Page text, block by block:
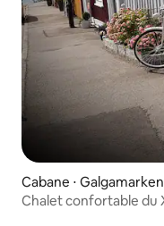
Cabane ⋅
Chalet confortable du